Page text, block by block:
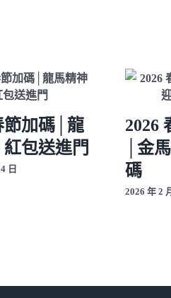
節加碼│龍
包送進門
日
2026
│金
碼
2026 年 2